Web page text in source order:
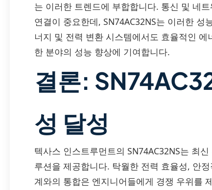
는 이러한 트렌드에 부합합니다. 통신 및 네
연결이 중요한데, SN74AC32NS는 이러한
너지 및 전력 변환 시스템에서도 효율적인
한 분야의 성능 향상에 기여합니다.
결론:
성 달성
텍사스 인스트루먼트의 SN74AC32NS는 최
루션을 제공합니다. 탁월한 전력 효율성, 안
계와의 통합은 엔지니어들에게 경쟁 우위를